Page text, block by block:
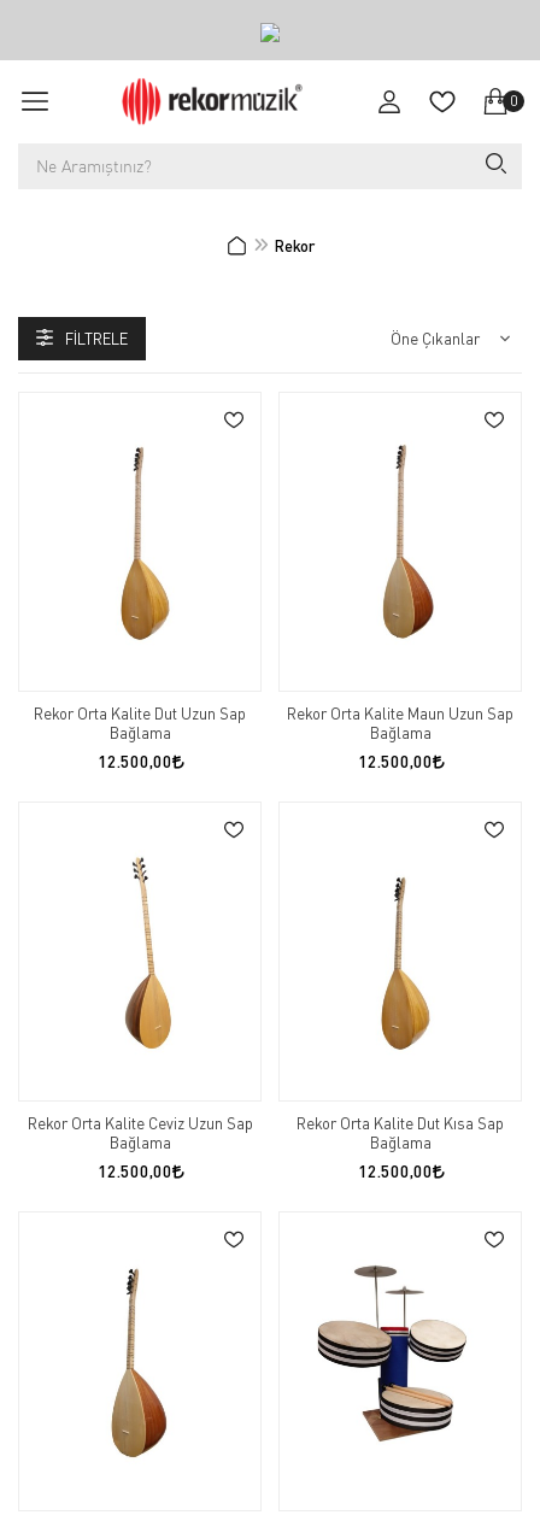
0
Rekor
FILTRELE
Rekor Orta Kalite Dut Uzun Sap
Bağlama
12.500,00
Rekor Orta Kalite Maun Uzun Sap
Bağlama
12.500,00
Rekor Orta Kalite Ceviz Uzun Sap
Bağlama
12.500,00
Rekor Orta Kalite Dut Kısa Sap
Bağlama
12.500,00